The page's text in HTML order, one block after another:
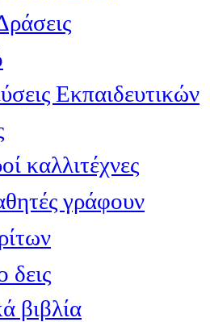
Εκπαιδευτικών
καλλιτέχνες
γράφουν
δεις
βιβλία